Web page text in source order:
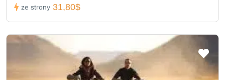
ze strony 31,80$